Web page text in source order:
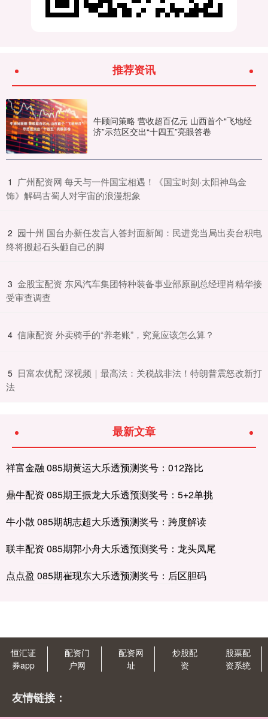
推荐资讯
牛顾问策略 营收超百亿元 山西首个“飞地经
济”示范区交出“十四五”亮眼答卷
1
​广州配资网 每天与一件国宝相遇！《国宝时刻·太阳神鸟金
饰》解码古蜀人对宇宙的浪漫想象
2 ​园十州 国台办新任发言人答封面新闻：民进党当局出卖台积电
终将搬起石头砸自己的脚
3 ​金股宝配资 东风汽车集团特种装备事业部原副总经理肖精华接
受审查调查
4 ​信康配资 外卖骑手的“养老账”，究竟应该怎么算？
5 ​日富农优配 深视频｜最高法：关税战非法！特朗普震怒改新打
法
最新文章
祥富金融 085期黄运大乐透预测奖号：012路比
鼎牛配资 085期王振龙大乐透预测奖号：5+2单挑
牛小散 085期胡志超大乐透预测奖号：跨度解读
联丰配资 085期郭小舟大乐透预测奖号：龙头凤尾
点点盈 085期崔现东大乐透预测奖号：后区胆码
恒汇证
券app
配资门
户网
配资网
址
炒股配
资
股票配
资系统
友情链接：